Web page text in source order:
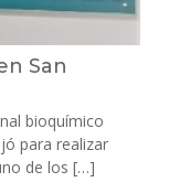
San
bioquímico
para realizar
de los […]